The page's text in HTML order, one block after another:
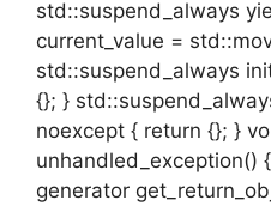
std::suspend_always
current_value =
std::suspend_always
{}; }
noexcept { return {}; }
unhandled_exception()
generator